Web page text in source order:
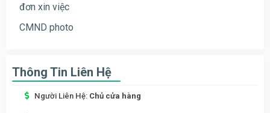
đơn xin việc
CMND photo
Thông Tin Liên Hệ
Người Liên Hệ: Chủ cửa hàng